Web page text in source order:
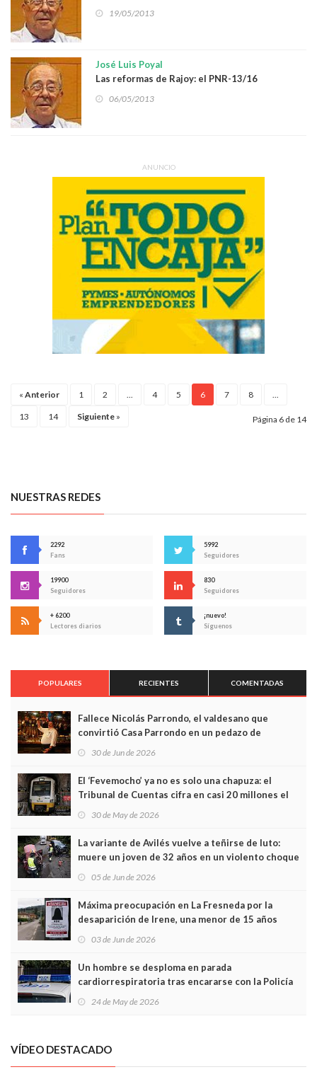
19/05/2013
José Luis Poyal
Las reformas de Rajoy: el PNR-13/16
06/05/2013
ANUNCIO
« Anterior 1 2 ... 4 5 6 7 8 ...
13 14 Siguiente » Página 6 de 14
NUESTRAS REDES
2292
Fans
5992
Seguidores
19900
Seguidores
830
Seguidores
+ 6200
Lectores diarios
¡nuevo!
Síguenos
POPULARES RECIENTES COMENTADAS
Fallece Nicolás Parrondo, el valdesano que
convirtió Casa Parrondo en un pedazo de
Asturias en Madrid
30 de Jun de 2026
El ‘Fevemocho’ ya no es solo una chapuza: el
Tribunal de Cuentas cifra en casi 20 millones el
sobrecoste de los trenes que no cabían por los
30 de May de 2026
La variante de Avilés vuelve a teñirse de luto:
muere un joven de 32 años en un violento choque
frontal
05 de Jun de 2026
Máxima preocupación en La Fresneda por la
desaparición de Irene, una menor de 15 años
03 de Jun de 2026
Un hombre se desploma en parada
cardiorrespiratoria tras encararse con la Policía
Local en Luanco
24 de May de 2026
VÍDEO DESTACADO